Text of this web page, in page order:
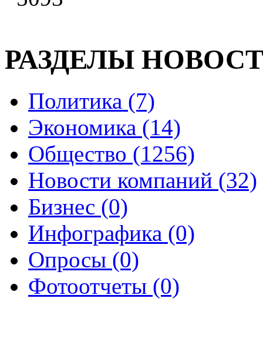
РАЗДЕЛЫ
Политика (7)
Экономика (14)
Общество (1256)
Новости компаний (32)
Бизнес (0)
Инфографика (0)
Опросы (0)
Фотоотчеты (0)